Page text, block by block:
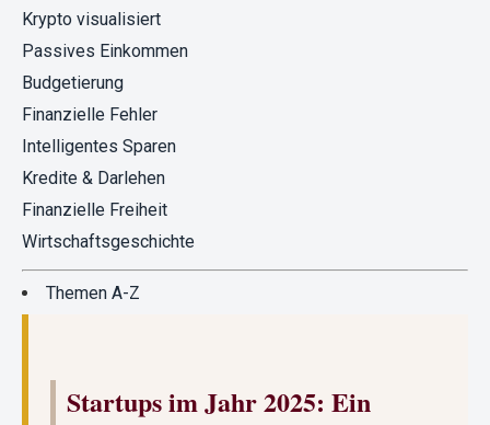
Krypto visualisiert
Passives Einkommen
Budgetierung
Finanzielle Fehler
Intelligentes Sparen
Kredite & Darlehen
Finanzielle Freiheit
Wirtschaftsgeschichte
Themen A-Z
Startups im Jahr 2025: Ein